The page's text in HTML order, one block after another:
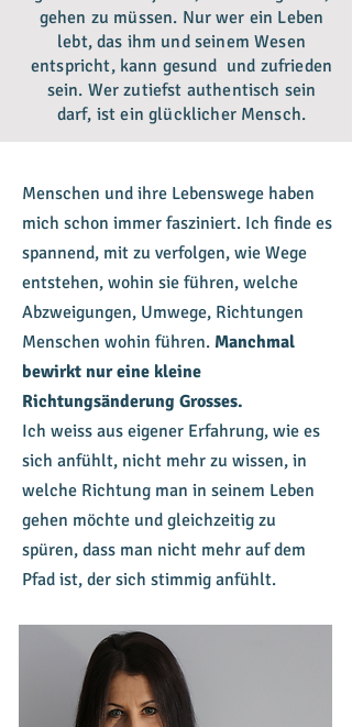
gehen zu müssen. Nur wer ein Leben
lebt, das ihm und seinem Wesen
entspricht, kann gesund und zufrieden
sein. Wer zutiefst authentisch sein
darf, ist ein glücklicher Mensch.
Menschen und ihre Lebenswege haben
mich schon immer fasziniert. Ich finde es
spannend, mit zu verfolgen, wie Wege
entstehen, wohin sie führen, welche
Abzweigungen, Umwege, Richtungen
Menschen wohin führen. Manchmal
bewirkt nur eine kleine
Richtungsänderung Grosses.
Ich weiss aus eigener Erfahrung, wie es
sich anfühlt, nicht mehr zu wissen, in
welche Richtung man in seinem Leben
gehen möchte und gleichzeitig zu
spüren, dass man nicht mehr auf dem
Pfad ist, der sich stimmig anfühlt.